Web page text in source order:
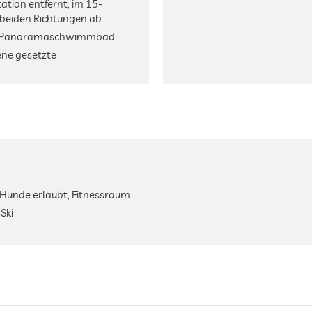
entfernt, im 15-
Richtungen ab
gesetzte
erlaubt, Fitnessraum